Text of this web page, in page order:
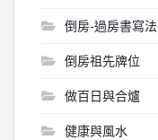
倒房-過房書寫法
倒房祖先牌位
做百日與合爐
健康與風水